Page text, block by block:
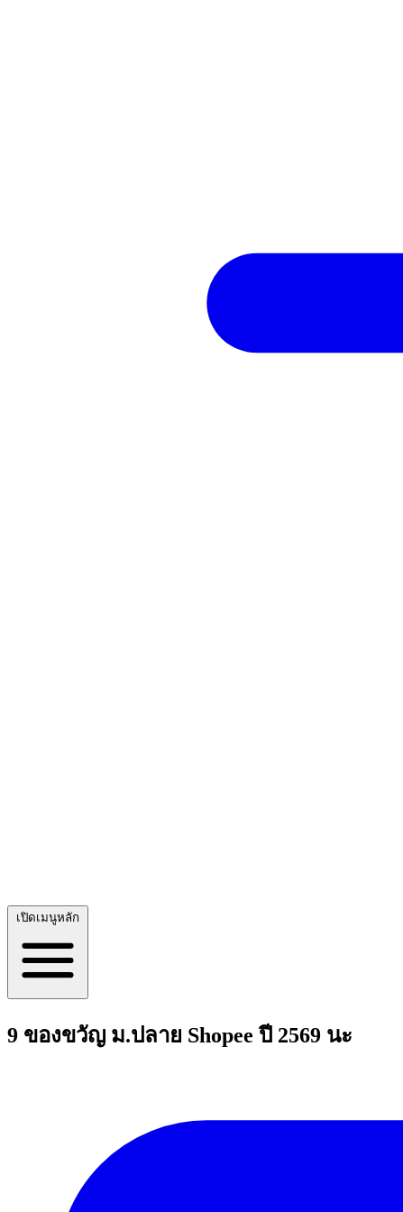
เปิดเมนูหลัก
9 ของขวัญ ม.ปลาย Shopee ปี 2569 นะ